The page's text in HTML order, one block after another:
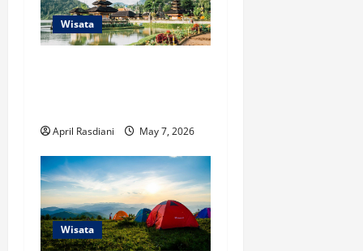
Wisata
April Rasdiani May 7, 2026
Wisata